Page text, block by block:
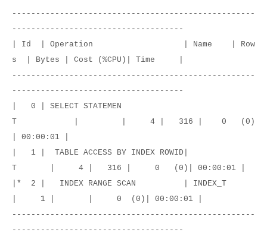
---------------------------------------------------
------------------------------------
| Id | Operation | Name | Row
s | Bytes | Cost (%CPU)| Time |
---------------------------------------------------
------------------------------------
| 0 | SELECT STATEMEN
T | | 4 | 316 | 0 (0)
| 00:00:01 |
| 1 | TABLE ACCESS BY INDEX ROWID|
T | 4 | 316 | 0 (0)| 00:00:01 |
|* 2 | INDEX RANGE SCAN | INDEX_T
| 1 | | 0 (0)| 00:00:01 |
---------------------------------------------------
------------------------------------